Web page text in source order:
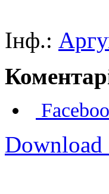
Інф.:
Download